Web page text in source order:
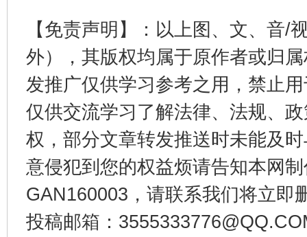
【免责声明】：以上图、文、音/
外），其版权均属于原作者或归
发推广仅供学习参考之用，禁止
仅供交流学习了解法律、法规、
权，部分文章转发推送时未能及
意侵犯到您的权益烦请告知本网
GAN160003，请联系我们将立即
投稿邮箱：
从幼儿园到大学，有这些资助 “